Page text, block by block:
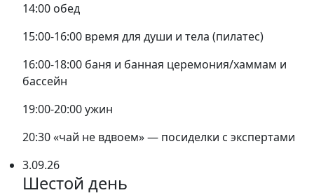
14:00 обед
15:00-16:00 время для души и тела (пилатес)
16:00-18:00 баня и банная церемония/хаммам и
бассейн
19:00-20:00 ужин
20:30 «чай не вдвоем» — посиделки с экспертами
3.09.26
Шестой день